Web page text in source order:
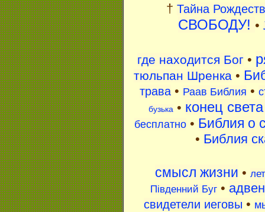
† Тайна
СВОБОДУ! •
где находится Бог •
тюльпан Шренка•
трава• Раав Библия •
бузька • конец
бесплатно • Библия о
• Библия
смысл жизни •
Південний Буг •
свидетели иеговы •